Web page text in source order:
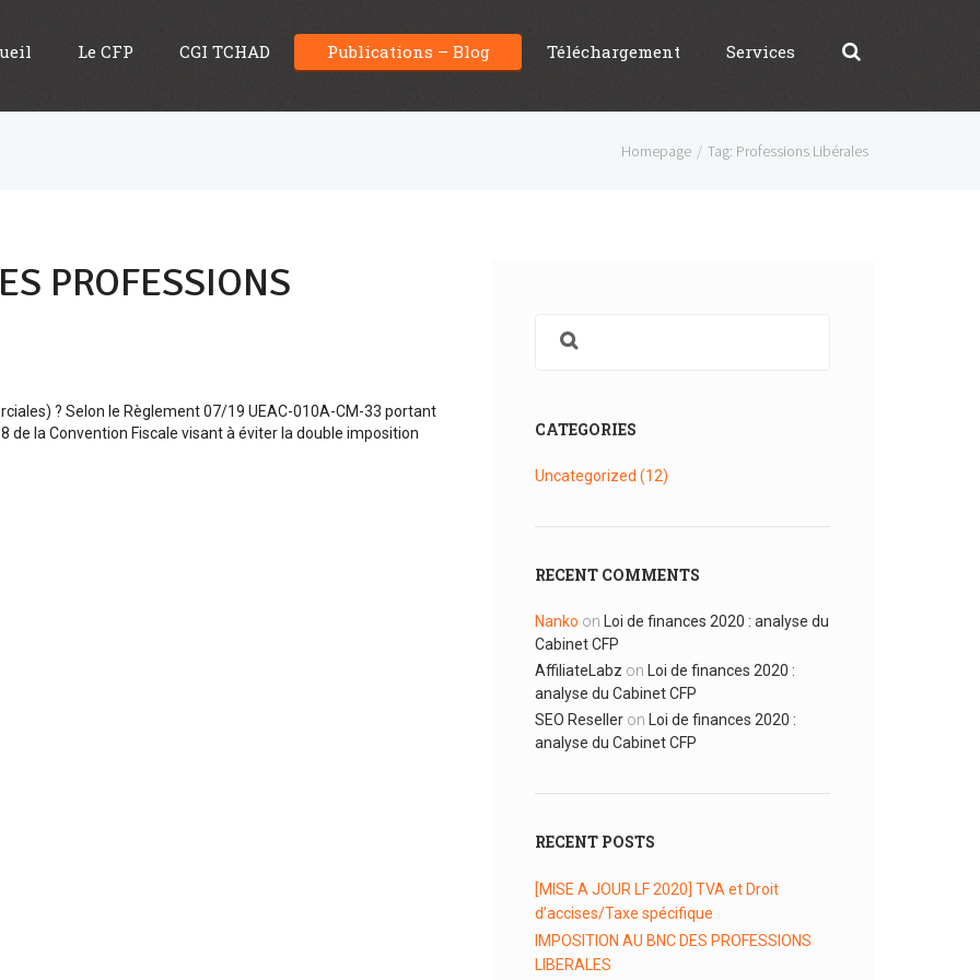
Le CFP CGI TCHAD Publications – Blog Téléchargement Services
Homepage Tag: Professions Libérales
PROFESSIONS
? Selon le Règlement 07/19 UEAC-010A-CM-33 portant
de la Convention Fiscale visant à éviter la double imposition
CATEGORIES
Uncategorized (12)
RECENT COMMENTS
Nanko on
Loi de finances 2020 : analyse du
Cabinet CFP
AffiliateLabz on
Loi de finances 2020 :
analyse du Cabinet CFP
SEO Reseller on
Loi de finances 2020 :
analyse du Cabinet CFP
RECENT POSTS
[MISE A JOUR LF 2020] TVA et Droit
d’accises/Taxe spécifique
IMPOSITION AU BNC DES PROFESSIONS
LIBERALES